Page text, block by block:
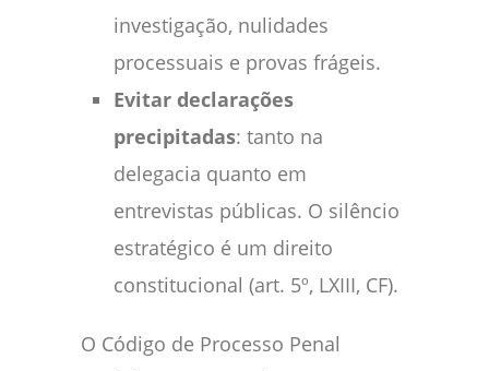
investigação, nulidades
processuais e provas frágeis.
Evitar declarações
precipitadas: tanto na
delegacia quanto em
entrevistas públicas. O silêncio
estratégico é um direito
constitucional (art. 5º, LXIII, CF).
O Código de Processo Penal